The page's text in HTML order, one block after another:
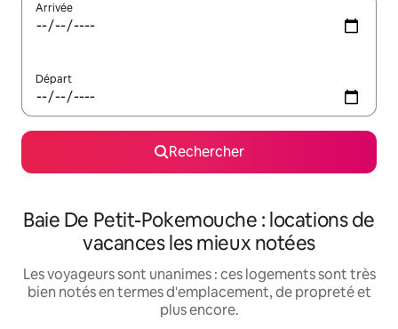
Arrivée
Départ
Rechercher
Baie De Petit-Pokemouche : locations de
vacances les mieux notées
Les voyageurs sont unanimes : ces logements sont très
bien notés en termes d'emplacement, de propreté et
plus encore.